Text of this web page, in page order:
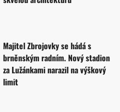
Majitel Zbrojovky se hádá s
brněnským radním. Nový stadion
za Lužánkami narazil na výškový
limit